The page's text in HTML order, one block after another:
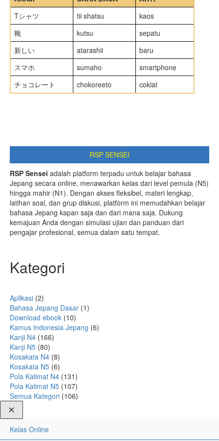
Tシャツ
tii shatsu
kaos
靴
kutsu
sepatu
新しい
atarashii
baru
スマホ
sumaho
smartphone
チョコレート
chokoreeto coklat
RSP SENSEI
RSP Sensei adalah platform terpadu untuk belajar bahasa
Jepang secara online, menawarkan kelas dari level pemula (N5)
hingga mahir (N1). Dengan akses fleksibel, materi lengkap,
latihan soal, dan grup diskusi, platform ini memudahkan belajar
bahasa Jepang kapan saja dan dari mana saja. Dukung
kemajuan Anda dengan simulasi ujian dan panduan dari
pengajar profesional, semua dalam satu tempat.
Kategori
Aplikasi (2)
Bahasa Jepang Dasar (1)
Download ebook (10)
Kamus Indonesia Jepang (6)
Kanji N4 (166)
Kanji N5 (80)
Kosakata N4 (8)
Kosakata N5 (6)
Pola Kalimat N4 (131)
Pola Kalimat N5 (107)
Semua Kategori (106)
Kelas Online